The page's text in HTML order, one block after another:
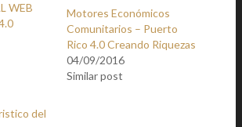
WEB
Motores Económicos
Comunitarios – Puerto
Rico 4.0 Creando Riquezas
04/09/2016
Similar post
del